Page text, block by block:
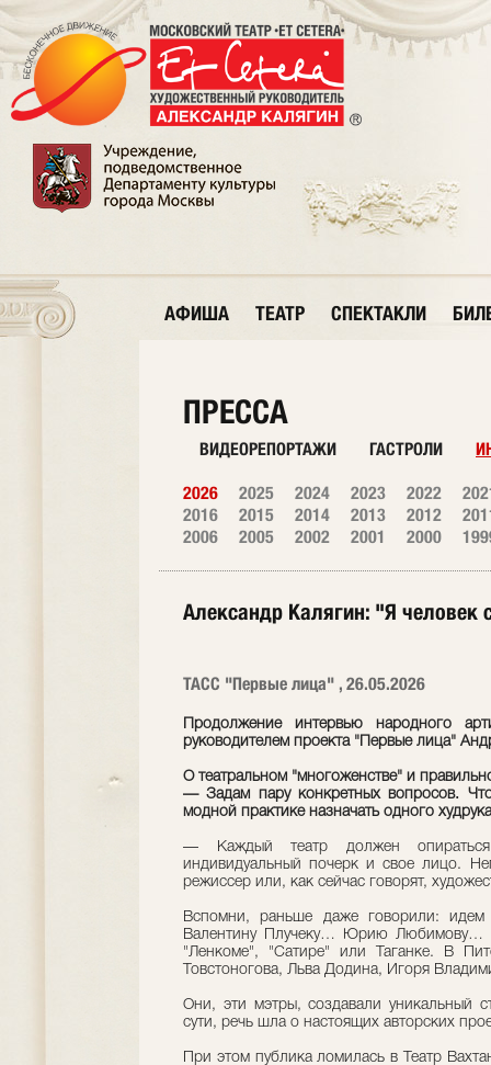
АФИША ТЕАТР СПЕКТАКЛИ
ПРЕССА
ВИДЕОРЕПОРТАЖИ ГАСТРОЛИ
2026 2025 2024 2023 2022
2016
2015 2014 2013 2012
2006
2005 2002 2001 2000
Александр Калягин: "Я человек
ТАСС "Первые лица" , 26.05.2026
Продолжение интервью народного
руководителем проекта "Первые лица"
О театральном "многоженстве" и
— Задам пару конкретных вопросов.
модной практике назначать одного
— Каждый театр должен
индивидуальный почерк и свое лицо.
режиссер или, как сейчас говорят,
Вспомни, раньше даже говорили:
Валентину Плучеку… Юрию Любимову…
"Ленкоме", "Сатире" или Таганке. В
Товстоногова, Льва Додина, Игоря
Они, эти мэтры, создавали уникальный
сути, речь шла о настоящих авторских
При этом публика ломилась в Театр